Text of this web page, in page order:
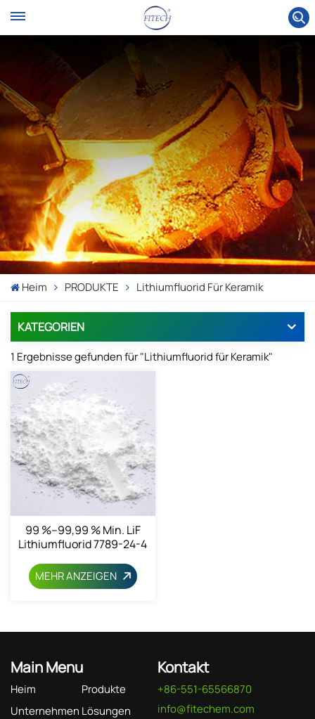
Heim PRODUKTE Lithiumfluorid Für Keramik
KATEGORIEN
1 Ergebnisse gefunden für "Lithiumfluorid für Keramik"
99 %–99,99 % Min. LiF
Lithiumfluorid 7789-24-4
MEHR ANZEIGEN
Main Menu
Heim
Produkte
Unternehmen Lösungen
Kontakt
+86-551-65566870
info@fitechem.com